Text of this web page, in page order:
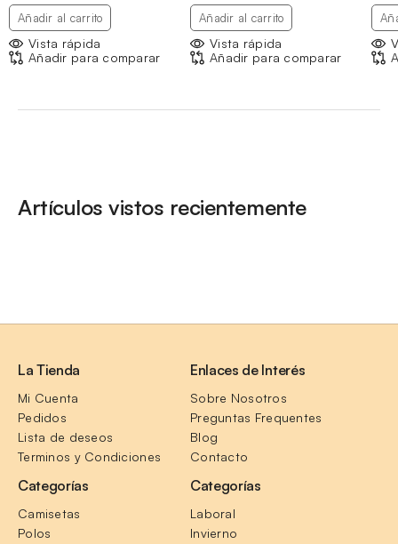
hasta
13,41 €
Añadir al carrito
Vista rápida
Añadir para comparar
hasta
10,10 €
Añadir al carrito
Vista rápida
Añadir para comparar
Artículos vistos recientemente
La Tienda
Mi Cuenta
Pedidos
Lista de deseos
Terminos y Condiciones
Enlaces de Interés
Sobre Nosotros
Preguntas Frequentes
Blog
Contacto
Categorías
Camisetas
Polos
Categorías
Laboral
Invierno